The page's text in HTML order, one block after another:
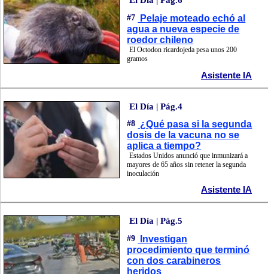
#7
Pelaje moteado echó al
agua a nueva especie de
roedor chileno
El Octodon ricardojeda pesa unos 200
gramos
Asistente IA
El Día | Pág.4
#8 ¿Qué pasa si la segunda
dosis de la vacuna no se
aplica a tiempo?
Estados Unidos anunció que inmunizará a
mayores de 65 años sin retener la segunda
inoculación
Asistente IA
El Día | Pág.5
#9
Investigan
procedimiento que terminó
con dos carabineros
heridos